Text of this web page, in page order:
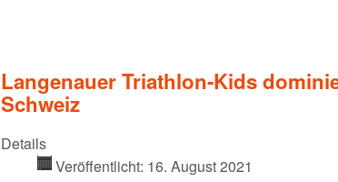
Langenauer Triathlon-Kids
Schweiz
Details
Veröffentlicht: 16. August 2021